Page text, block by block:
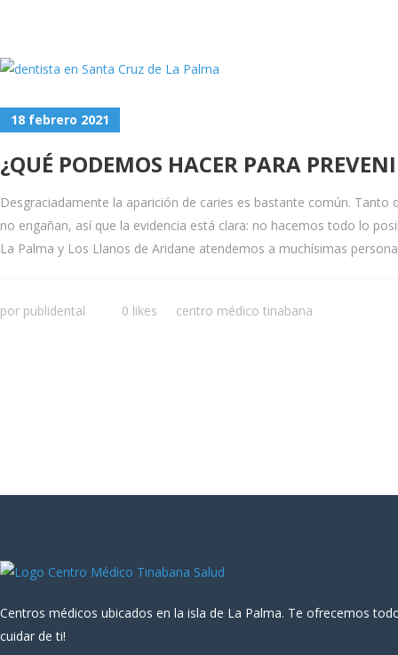
18 febrero 2021
¿QUÉ PODEMOS HACER PARA
Desgraciadamente la aparición de caries es bastante común.
no engañan, así que la evidencia está clara: no hacemos todo lo
La Palma y Los Llanos de Aridane atendemos a muchísimas
por publidental 0 likes centro médico tinabana
Centros médicos ubicados en la isla de La Palma. Te ofrecemos
cuidar de ti!